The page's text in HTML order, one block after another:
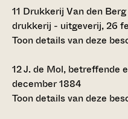
11 Drukkerij Van den
drukkerij - uitgeverij, 26
Toon details van deze
12J. de Mol, betreffende
december 1884
Toon details van deze